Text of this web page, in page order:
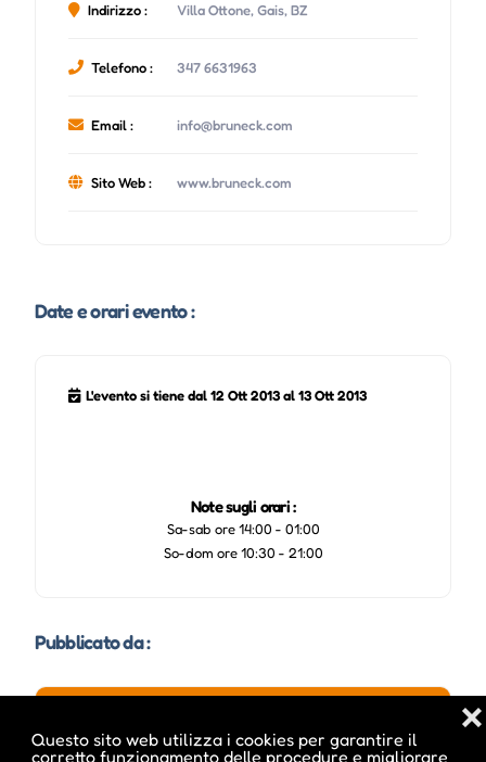
Questo sito web utilizza i cookies per garantire il
corretto funzionamento delle procedure e migliorare
❌
Indirizzo : Villa Ottone, Gais, BZ
Telefono : 347 6631963
Email : info@bruneck.com
Sito Web : www.bruneck.com
Date e orari evento :
L'evento si tiene dal 12 Ott 2013 al 13 Ott 2013
Note sugli orari :
Sa-sab ore 14:00 - 01:00
So-dom ore 10:30 - 21:00
Pubblicato da :